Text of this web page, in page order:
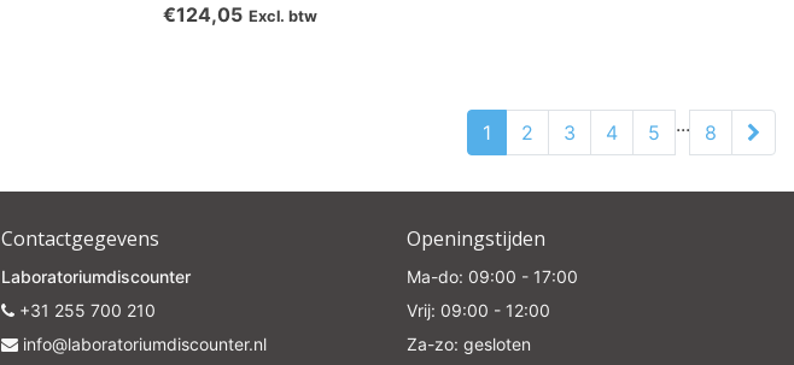
€124,05 Excl. btw
1 2 3 4 5 ... 8
Contactgegevens
Laboratoriumdiscounter
+31 255 700 210
info@laboratoriumdiscounter.nl
Openingstijden
Ma-do: 09:00 - 17:00
Vrij: 09:00 - 12:00
Za-zo: gesloten